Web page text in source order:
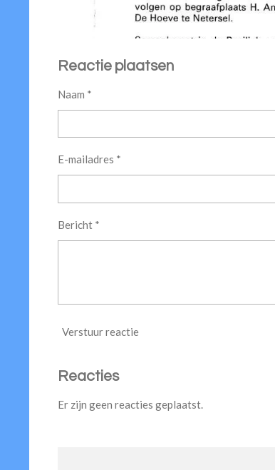
Reactie plaatsen
Naam *
E-mailadres *
Bericht *
Verstuur reactie
Reacties
Er zijn geen reacties geplaatst.